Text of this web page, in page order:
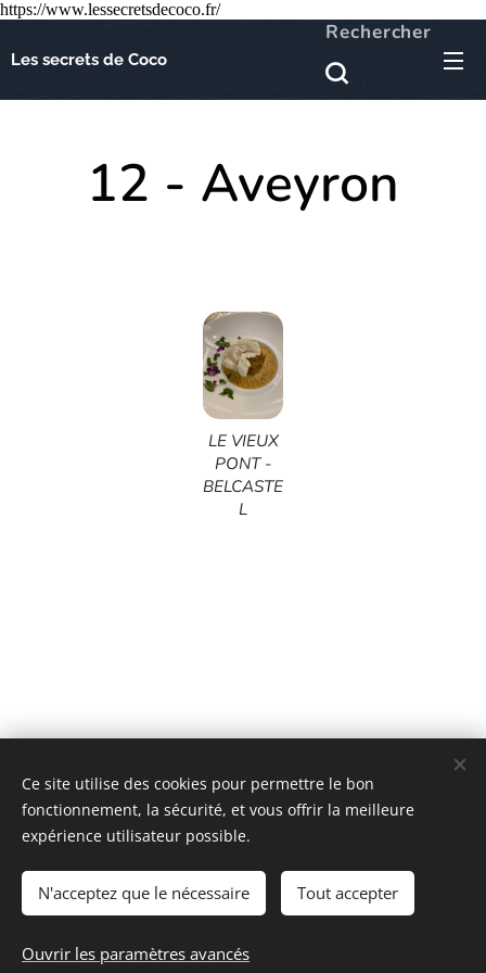
https://www.lessecretsdecoco.fr/
Les secrets de Coco
Rechercher
12 - Aveyron
LE VIEUX
PONT -
BELCASTE
L
Les secrets de Coco
Ce site utilise des cookies pour permettre le bon
fonctionnement, la sécurité, et vous offrir la meilleure
expérience utilisateur possible.
N'acceptez que le nécessaire Tout accepter
Ouvrir les paramètres avancés